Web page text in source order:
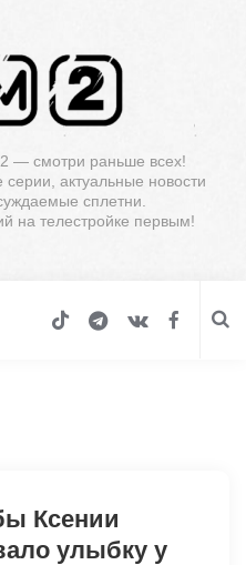
— смотри раньше всех!
актуальные новости
сплетни.
на телестройке первым!
Ксении
улыбку у